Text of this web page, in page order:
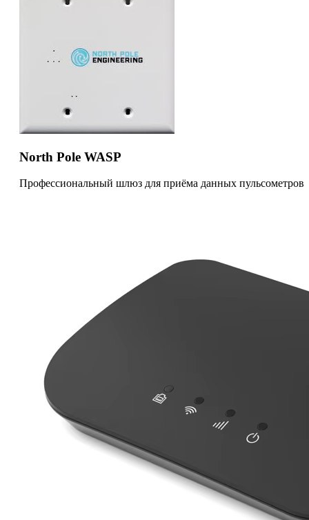
North Pole WASP
Профессиональный шлюз для приёма данных пульсометров